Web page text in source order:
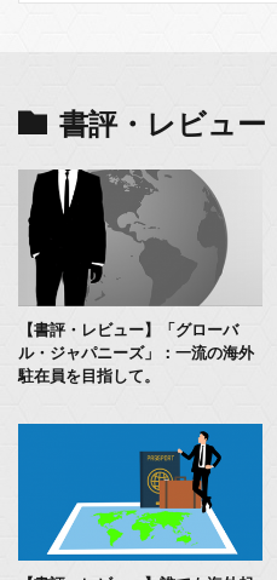
書評・レビュー
【書評・レビュー】「グローバ
ル・ジャパニーズ」：一流の海外
駐在員を目指して。